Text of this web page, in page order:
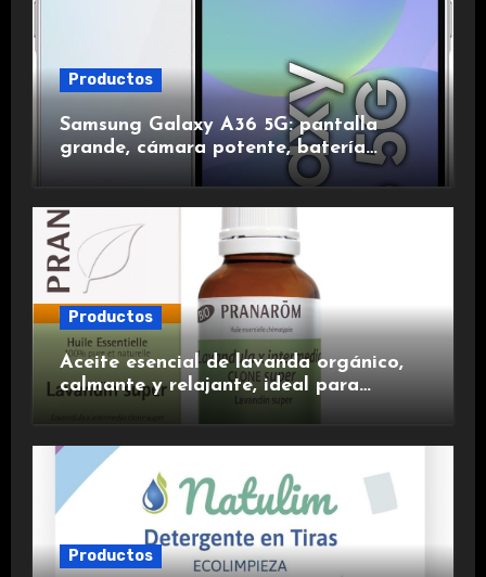
Productos
Samsung Galaxy A36 5G: pantalla
grande, cámara potente, batería
duradera y carga rápida para una
Productos
Aceite esencial de lavanda orgánico,
calmante y relajante, ideal para
Productos